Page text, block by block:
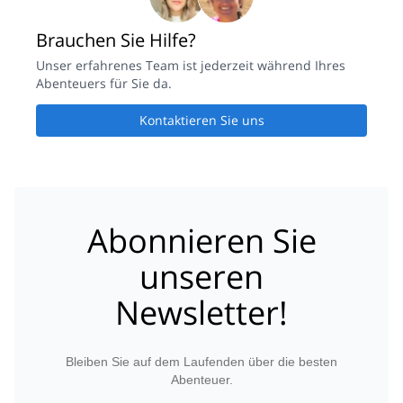
Brauchen Sie Hilfe?
Unser erfahrenes Team ist jederzeit während Ihres
Abenteuers für Sie da.
Kontaktieren Sie uns
Abonnieren Sie
unseren
Newsletter!
Bleiben Sie auf dem Laufenden über die besten
Abenteuer.